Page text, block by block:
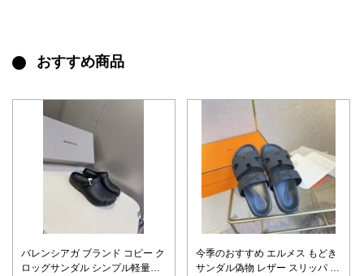
おすすめ商品
バレンシアガ ブランド コピー ク
ロッグサンダル シンプル軽量設
今季のおすすめ エルメス もどき
サンダル偽物 レザー スリッパ 歩